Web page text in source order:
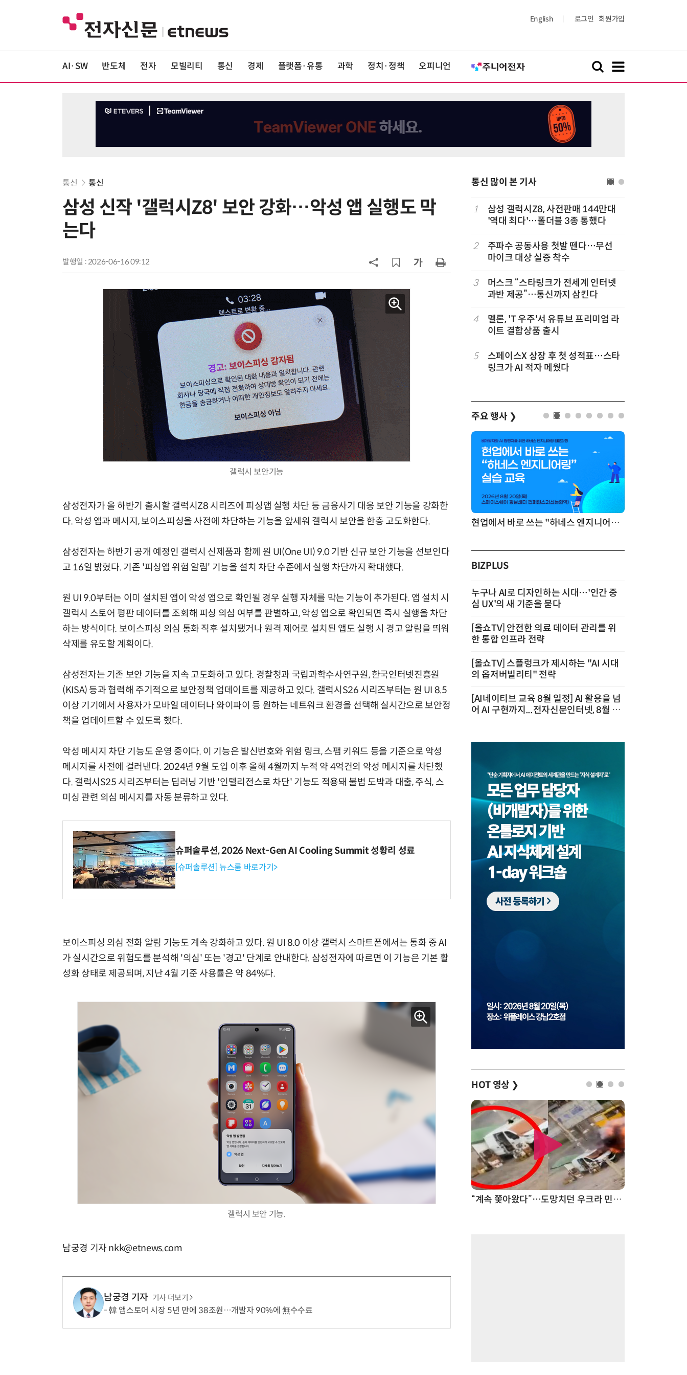
English 로그인 회원가입
AI·SW 반도체 전자 모빌리티 통신 경제 플랫폼·유통 과학 정치·정책 오피니언
통신 통신
삼성 신작 '갤럭시Z8' 보안 강화…악성 앱 실행도 막
는다
발행일 : 2026-06-16 09:12
갤럭시 보안기능
삼성전자가 올 하반기 출시할 갤럭시Z8 시리즈에 피싱앱 실행 차단 등 금융사기 대응 보안 기능을 강화한
다. 악성 앱과 메시지, 보이스피싱을 사전에 차단하는 기능을 앞세워 갤럭시 보안을 한층 고도화한다.
삼성전자는 하반기 공개 예정인 갤럭시 신제품과 함께 원 UI(One UI) 9.0 기반 신규 보안 기능을 선보인다
고 16일 밝혔다. 기존 '피싱앱 위험 알림' 기능을 설치 차단 수준에서 실행 차단까지 확대했다.
원 UI 9.0부터는 이미 설치된 앱이 악성 앱으로 확인될 경우 실행 자체를 막는 기능이 추가된다. 앱 설치 시
갤럭시 스토어 평판 데이터를 조회해 피싱 의심 여부를 판별하고, 악성 앱으로 확인되면 즉시 실행을 차단
하는 방식이다. 보이스피싱 의심 통화 직후 설치됐거나 원격 제어로 설치된 앱도 실행 시 경고 알림을 띄워
삭제를 유도할 계획이다.
삼성전자는 기존 보안 기능을 지속 고도화하고 있다. 경찰청과 국립과학수사연구원, 한국인터넷진흥원
(KISA) 등과 협력해 주기적으로 보안정책 업데이트를 제공하고 있다. 갤럭시S26 시리즈부터는 원 UI 8.5
이상 기기에서 사용자가 모바일 데이터나 와이파이 등 원하는 네트워크 환경을 선택해 실시간으로 보안정
책을 업데이트할 수 있도록 했다.
악성 메시지 차단 기능도 운영 중이다. 이 기능은 발신번호와 위험 링크, 스팸 키워드 등을 기준으로 악성
메시지를 사전에 걸러낸다. 2024년 9월 도입 이후 올해 4월까지 누적 약 4억건의 악성 메시지를 차단했
다. 갤럭시S25 시리즈부터는 딥러닝 기반 '인텔리전스로 차단' 기능도 적용돼 불법 도박과 대출, 주식, 스
미싱 관련 의심 메시지를 자동 분류하고 있다.
슈퍼솔루션, 2026 Next-Gen AI Cooling Summit 성황리 성료
[슈퍼솔루션] 뉴스룸 바로가기>
보이스피싱 의심 전화 알림 기능도 계속 강화하고 있다. 원 UI 8.0 이상 갤럭시 스마트폰에서는 통화 중 AI
가 실시간으로 위험도를 분석해 '의심' 또는 '경고' 단계로 안내한다. 삼성전자에 따르면 이 기능은 기본 활
성화 상태로 제공되며, 지난 4월 기준 사용률은 약 84%다.
갤럭시 보안 기능.
남궁경 기자 nkk@etnews.com
남궁경 기자 기사 더보기
韓 앱스토어 시장 5년 만에 38조원…개발자 90%에 無수수료
통신 많이 본 기사
6 K위성망 2035년까지 512기 띄운다
뉴스 무단 사용에 첫 제동
불안 줄였지만 '홍보 부족' 과제
9
中 통신사, 'AI 토큰'으로 분기 2兆 벌
었다…한국도 사업화 시동
10 [ET톡] 방미통위의 빈 의자
1
삼성 갤럭시Z8, 사전판매 144만대
'역대 최다'…폴더블 3종 통했다
2
주파수 공동사용 첫발 뗀다…무선
마이크 대상 실증 착수
3
머스크 “스타링크가 전세계 인터넷
과반 제공”…통신까지 삼킨다
4
멜론, 'T 우주'서 유튜브 프리미엄 라
이트 결합상품 출시
5
스페이스X 상장 후 첫 성적표…스타
링크가 AI 적자 메웠다
주요 행사 ❯
양자컴퓨팅 비즈니스·기술 입문 1-Day 워크샵 - 큐비트·양자 알고리듬·Qiskit 실습으로 이해하는 차세대 업무 자동화 위한 AI ‘세컨드 브레인’ 만들기 1-day 워크숍 - LLM Wiki 기반 정리·리서치·보고 자동화 모든 업무 담당자(비개발자)를 위한 온톨로지 기반 AI 지식체계 설계 1-day 워크숍
BIZPLUS
누구나 AI로 디자인하는 시대…'인간 중
심 UX'의 새 기준을 묻다
[올쇼TV] 안전한 의료 데이터 관리를 위
한 통합 인프라 전략
[올쇼TV] 스플렁크가 제시하는 "AI 시대
의 옵저버빌리티" 전략
[AI네이티브 교육 8월 일정] AI 활용을 넘
어 AI 구현까지...전자신문인터넷, 8월 실
HOT 영상 ❯
반려견 유골을 우주에 뿌렸다…GPS 추적기로 회수까지 성공